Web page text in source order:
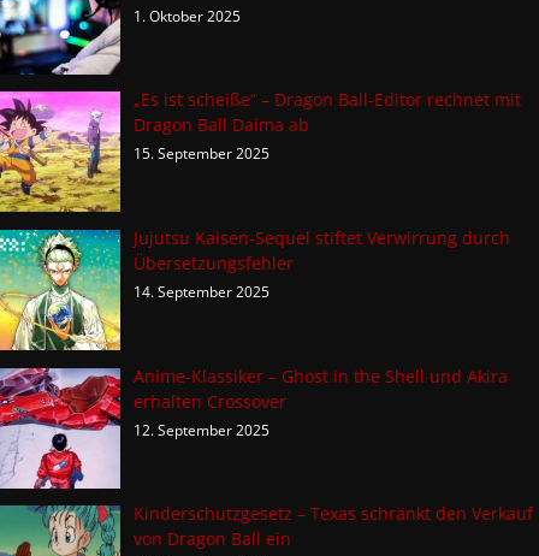
1. Oktober 2025
„Es ist scheiße“ – Dragon Ball-Editor rechnet mit
Dragon Ball Daima ab
15. September 2025
Jujutsu Kaisen-Sequel stiftet Verwirrung durch
Übersetzungsfehler
14. September 2025
Anime-Klassiker – Ghost in the Shell und Akira
erhalten Crossover
12. September 2025
Kinderschutzgesetz – Texas schränkt den Verkauf
von Dragon Ball ein